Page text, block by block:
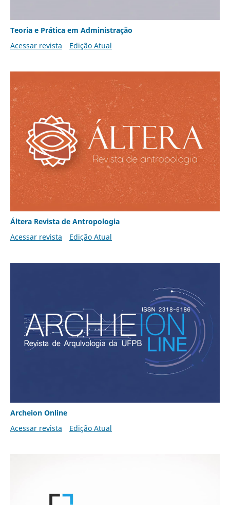
Teoria e Prática em Administração
Acessar revista
Edição Atual
Áltera Revista de Antropologia
Acessar revista
Edição Atual
Archeion Online
Acessar revista
Edição Atual